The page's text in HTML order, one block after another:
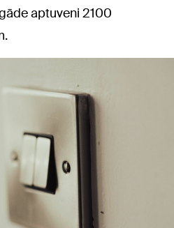
aptuveni 2100